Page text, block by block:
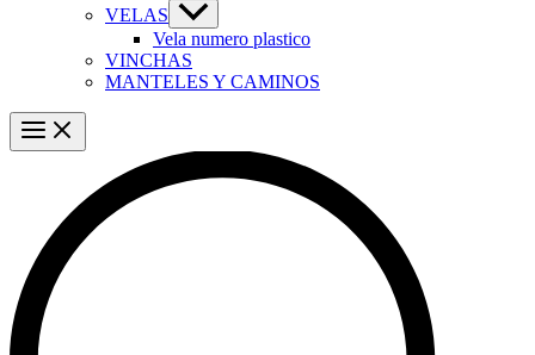
VELAS
Vela numero plastico
VINCHAS
MANTELES Y CAMINOS